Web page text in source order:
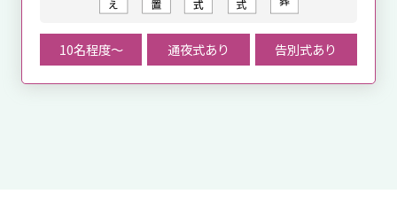
10名程度〜 通夜式あり 告別式あり